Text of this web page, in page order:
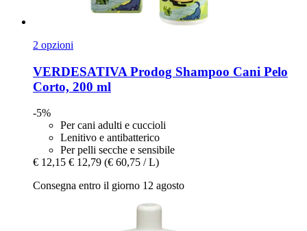
2 opzioni
VERDESATIVA Prodog Shampoo Cani Pelo
Corto, 200 ml
-5%
Per cani adulti e cuccioli
Lenitivo e antibatterico
Per pelli secche e sensibile
€ 12,15 € 12,79 (€ 60,75 / L)
Consegna entro il giorno 12 agosto